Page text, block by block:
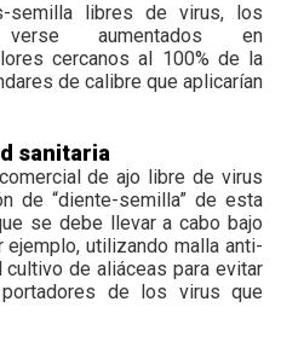
semilla libres de virus, los
aumentados en
cercanos al 100% de la
de calibre que aplicarían
sanitaria
de ajo libre de virus
de “diente-semilla” de esta
se debe llevar a cabo bajo
utilizando malla anti-
de aliáceas para evitar
de los virus que